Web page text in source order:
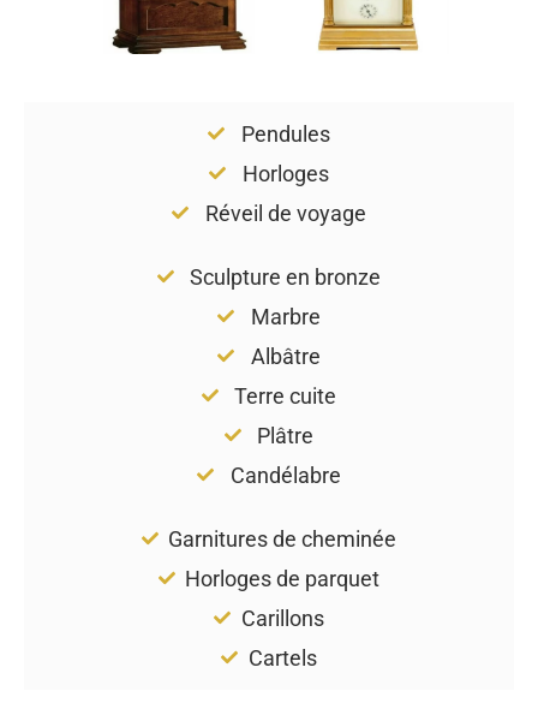
Pendules
Horloges
Réveil de voyage
Sculpture en bronze
Marbre
Albâtre
Terre cuite
Plâtre
Candélabre
Garnitures de cheminée
Horloges de parquet
Carillons
Cartels